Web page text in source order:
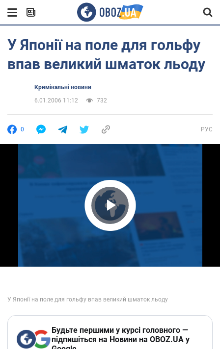
У Японії на поле для гольфу
впав великий шматок льоду
Кримінальні новини
6.01.2006 11:12
732
0 РУС
Play Video
Будьте першими у курсі головного —
підпишіться на Новини на OBOZ.UA у